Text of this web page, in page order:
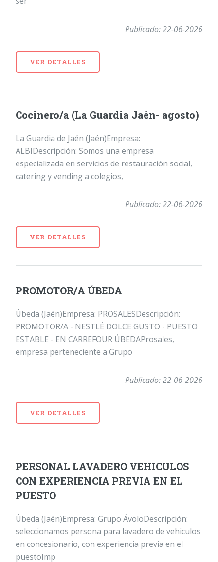
Publicado: 22-06-2026
VER DETALLES
Cocinero/a (La Guardia Jaén- agosto)
La Guardia de Jaén (Jaén)Empresa:
ALBIDescripción: Somos una empresa
especializada en servicios de restauración social,
catering y vending a colegios,
Publicado: 22-06-2026
VER DETALLES
PROMOTOR/A ÚBEDA
Úbeda (Jaén)Empresa: PROSALESDescripción:
PROMOTOR/A - NESTLÉ DOLCE GUSTO - PUESTO
ESTABLE - EN CARREFOUR ÚBEDAProsales,
empresa perteneciente a Grupo
Publicado: 22-06-2026
VER DETALLES
PERSONAL LAVADERO VEHICULOS
CON EXPERIENCIA PREVIA EN EL
PUESTO
Úbeda (Jaén)Empresa: Grupo ÁvoloDescripción:
seleccionamos persona para lavadero de vehiculos
en concesionario, con experiencia previa en el
puestoImp